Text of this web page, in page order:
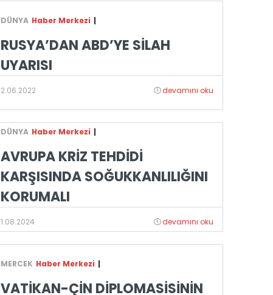
DÜNYA Haber Merkezi |
RUSYA’DAN ABD’YE SİLAH
UYARISI
2.06.2022 devamını oku
DÜNYA Haber Merkezi |
AVRUPA KRİZ TEHDİDİ
KARŞISINDA SOĞUKKANLILIĞINI
KORUMALI
1.08.2024 devamını oku
MERCEK Haber Merkezi |
VATİKAN-ÇİN DİPLOMASİSİNİN